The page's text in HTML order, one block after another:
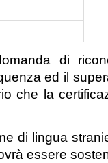
di
ed il
che la
lingua
essere